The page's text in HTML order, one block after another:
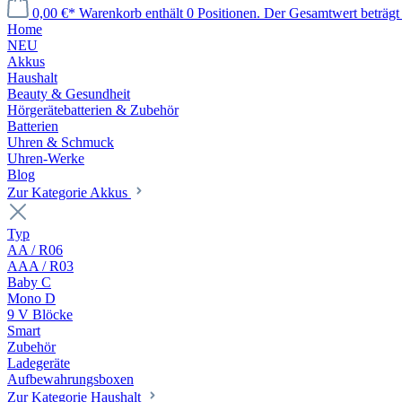
0,00 €* Warenkorb enthält 0 Positionen. Der Gesamtwert
Home
NEU
Akkus
Haushalt
Beauty & Gesundheit
Hörgerätebatterien & Zubehör
Batterien
Uhren & Schmuck
Uhren-Werke
Blog
Zur Kategorie Akkus
Typ
AA / R06
AAA / R03
Baby C
Mono D
9 V Blöcke
Smart
Zubehör
Ladegeräte
Aufbewahrungsboxen
Zur Kategorie Haushalt